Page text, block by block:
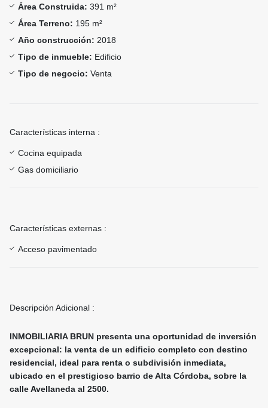
Área Construida: 391 m²
Área Terreno: 195 m²
Año construcción: 2018
Tipo de inmueble: Edificio
Tipo de negocio: Venta
Características interna :
Cocina equipada
Gas domiciliario
Características externas :
Acceso pavimentado
Descripción Adicional :
INMOBILIARIA BRUN presenta una oportunidad de inversión
excepcional: la venta de un edificio completo con destino
residencial, ideal para renta o subdivisión inmediata,
ubicado en el prestigioso barrio de Alta Córdoba, sobre la
calle Avellaneda al 2500.